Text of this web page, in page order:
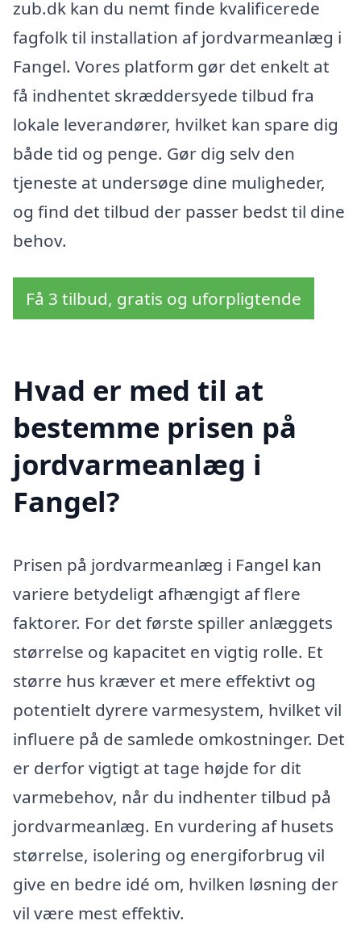
zub.dk kan du nemt finde kvalificerede
fagfolk til installation af jordvarmeanlæg i
Fangel. Vores platform gør det enkelt at
få indhentet skræddersyede tilbud fra
lokale leverandører, hvilket kan spare dig
både tid og penge. Gør dig selv den
tjeneste at undersøge dine muligheder,
og find det tilbud der passer bedst til dine
behov.
Få 3 tilbud, gratis og uforpligtende
Hvad er med til at
bestemme prisen på
jordvarmeanlæg i
Fangel?
Prisen på jordvarmeanlæg i Fangel kan
variere betydeligt afhængigt af flere
faktorer. For det første spiller anlæggets
størrelse og kapacitet en vigtig rolle. Et
større hus kræver et mere effektivt og
potentielt dyrere varmesystem, hvilket vil
influere på de samlede omkostninger. Det
er derfor vigtigt at tage højde for dit
varmebehov, når du indhenter tilbud på
jordvarmeanlæg. En vurdering af husets
størrelse, isolering og energiforbrug vil
give en bedre idé om, hvilken løsning der
vil være mest effektiv.